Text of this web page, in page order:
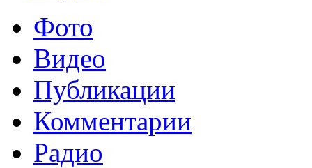
Фото
Видео
Публикации
Комментарии
Радио